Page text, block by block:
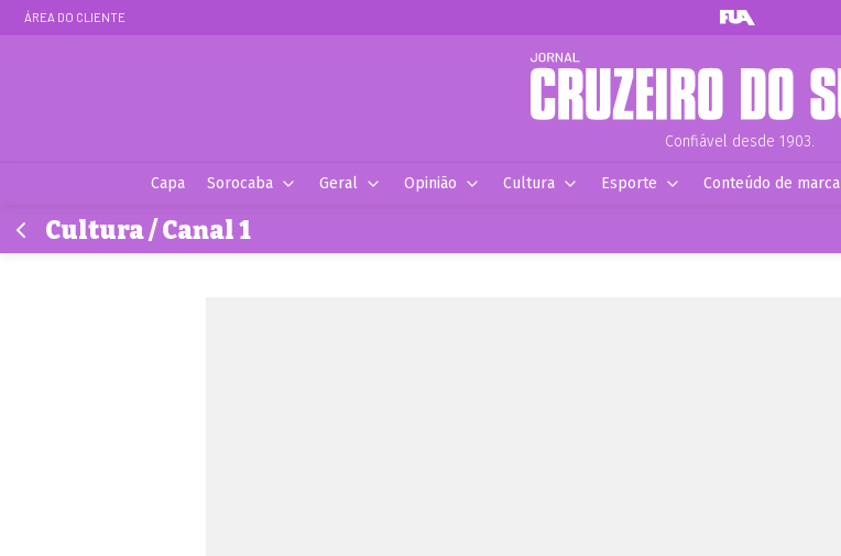
ÁREA DO CLIENTE
Confiável desde 1903.
Capa Sorocaba Geral Opinião Cultura Esporte Conteúdo de marca
Cultura / Canal 1